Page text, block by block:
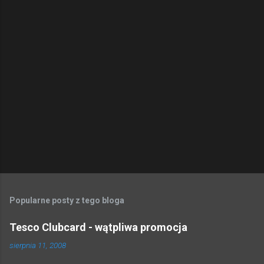
Popularne posty z tego bloga
Tesco Clubcard - wątpliwa promocja
sierpnia 11, 2008